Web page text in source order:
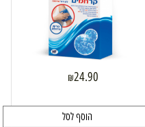
₪24.90
הוסף לסל